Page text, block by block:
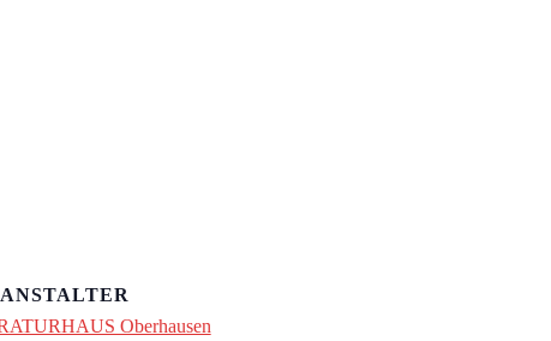
Oberhausen